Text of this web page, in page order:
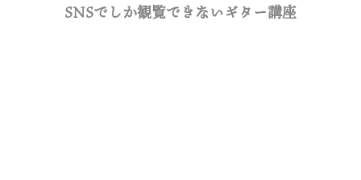
SNSでしか観覧できないギター講座